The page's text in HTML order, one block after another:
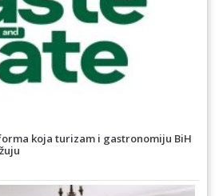
koja turizam i gastronomiju BiH